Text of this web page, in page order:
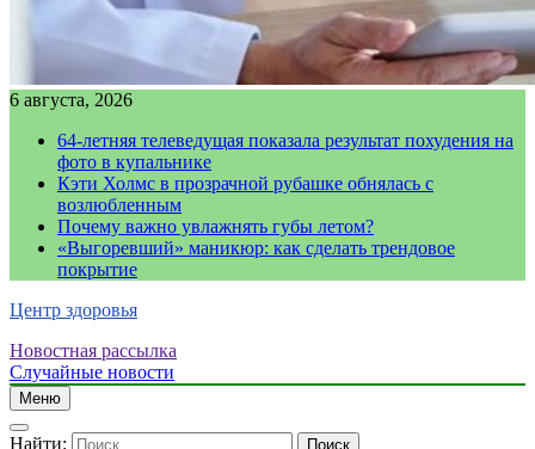
6 августа, 2026
64-летняя телеведущая показала результат похудения на
фото в купальнике
Кэти Холмс в прозрачной рубашке обнялась с
возлюбленным
Почему важно увлажнять губы летом?
«Выгоревший» маникюр: как сделать трендовое
покрытие
Центр здоровья
Новостная рассылка
Случайные новости
Меню
Найти: